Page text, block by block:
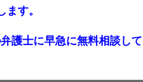
す。
護士に早急に無料相談して